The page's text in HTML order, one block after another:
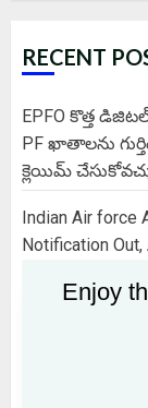
RECENT
EPFO కొత్త
PF ఖాతాలను
క్లెయిమ్
Indian Air force
Notification
Power Cut @
చేయొచ్చు…ఈ
Enjoy